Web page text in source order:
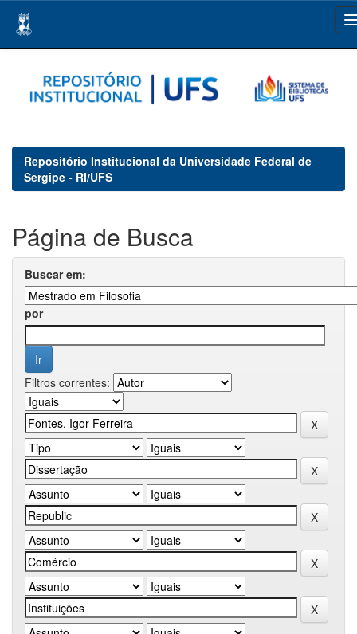
navigation
Repositório Institucional da Universidade Federal de
Sergipe - RI/UFS
Página de Busca
Buscar em:
por
Filtros correntes: